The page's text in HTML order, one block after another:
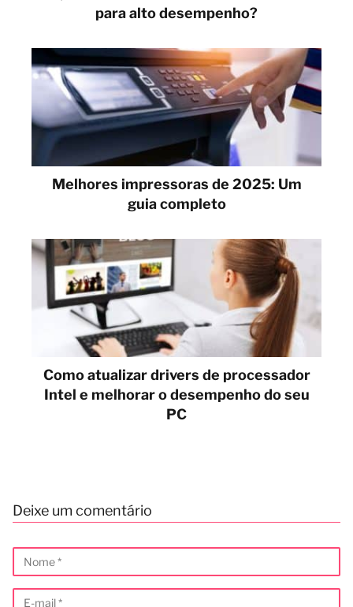
para alto desempenho?
Melhores impressoras de 2025: Um
guia completo
Como atualizar drivers de processador
Intel e melhorar o desempenho do seu
PC
Deixe um comentário